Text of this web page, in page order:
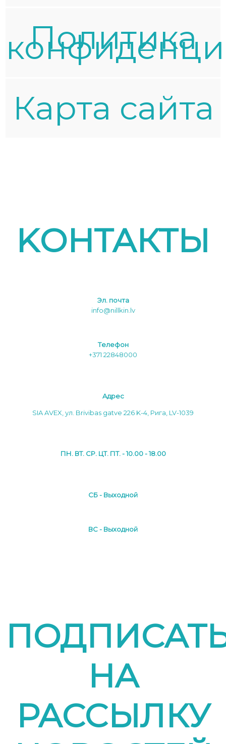
Политика
Карта сайта
KОНТАКТЫ
Эл. почта
info@nillkin.lv
Tелефон
+371 22848000
Aдреc
SIA AVEX, ул. Brivibas gatve 226 K-4, Рига, LV-1039
ПН. ВТ. СР. ЦТ. ПТ. - 10.00 - 18.00
СБ - Выходной
ВС - Выходной
НА
РАССЫЛКУ